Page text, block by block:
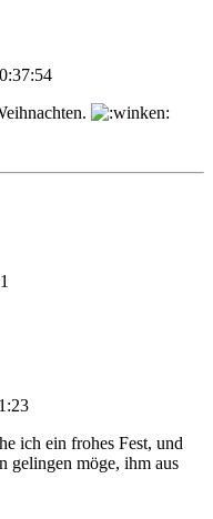
ich ein frohes Fest, und
gelingen möge, ihm aus